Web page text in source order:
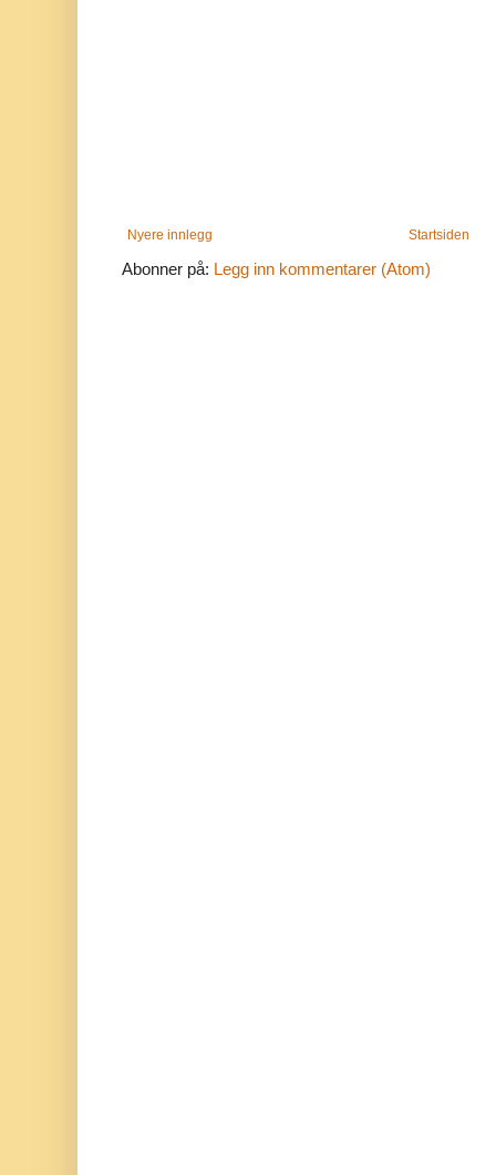
Nyere innlegg Startsiden
Abonner på: Legg inn kommentarer (Atom)